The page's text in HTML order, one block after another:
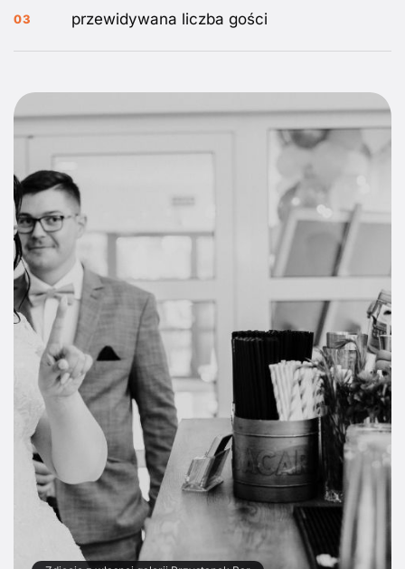
03 przewidywana liczba gości